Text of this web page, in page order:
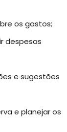
os gastos;
despesas
e sugestões
e planejar os